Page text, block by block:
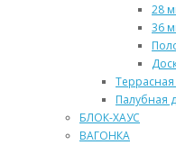
28
36
Террасная
Палубная
БЛОК-ХАУС
ВАГОНКА